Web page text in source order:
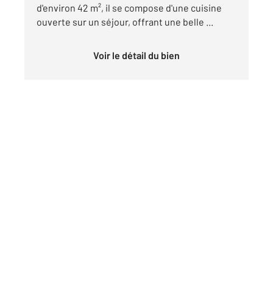
d'environ 42 m², il se compose d'une cuisine
ouverte sur un séjour, offrant une belle ...
Voir le détail du bien